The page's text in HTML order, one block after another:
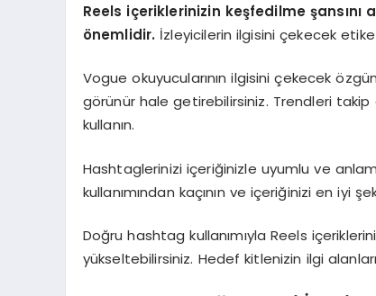
Reels içeriklerinizin keşfedilme
önemlidir. İzleyicilerin ilgisini çekecek
Vogue okuyucularının ilgisini çekecek
görünür hale getirebilirsiniz. Trendleri
kullanın.
Hashtaglerinizi içeriğinizle uyumlu ve
kullanımından kaçının ve içeriğinizi en iyi
Doğru hashtag kullanımıyla Reels
yükseltebilirsiniz. Hedef kitlenizin ilgi